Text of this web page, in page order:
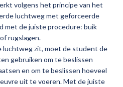
volgens het principe van het
luchtweg met geforceerde
met de juiste procedure: buik
rugslagen.
luchtweg zit, moet de student de
gebruiken om te beslissen
en om te beslissen hoeveel
uit te voeren. Met de juiste